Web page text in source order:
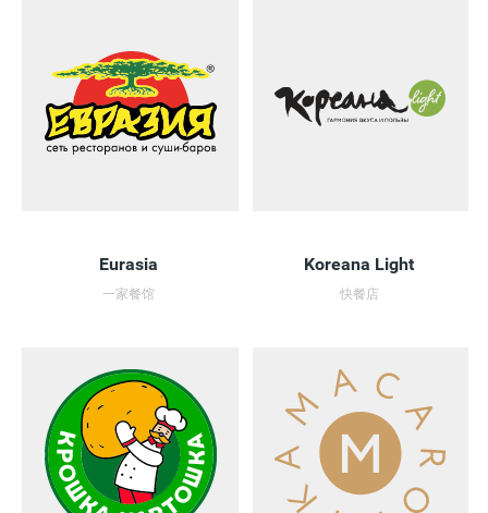
Eurasia
一家餐馆
Koreana Light
快餐店